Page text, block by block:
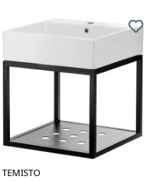
TEMISTO